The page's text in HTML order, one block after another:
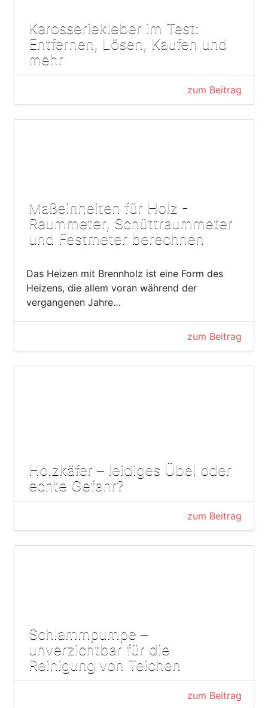
Karosseriekleber im Test:
Entfernen, Lösen, Kaufen und
mehr
zum Beitrag
Maßeinheiten für Holz -
Raummeter, Schüttraummeter
und Festmeter berechnen
Das Heizen mit Brennholz ist eine Form des
Heizens, die allem voran während der
vergangenen Jahre…
zum Beitrag
Holzkäfer – leidiges Übel oder
echte Gefahr?
zum Beitrag
Schlammpumpe –
unverzichtbar für die
Reinigung von Teichen
zum Beitrag